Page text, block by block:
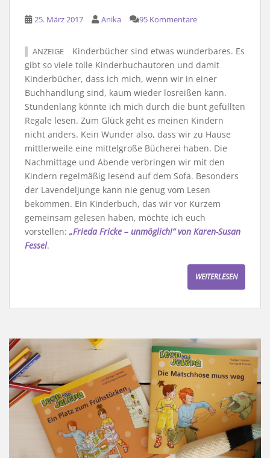
25. März 2017 Anika 95 Kommentare
ANZEIGE
Kinderbücher sind etwas wunderbares. Es
gibt so viele tolle Kinderbuchautoren und damit
Kinderbücher, dass ich mich, wenn wir in einer
Buchhandlung sind, kaum wieder losreißen kann.
Stundenlang könnte ich mich durch die bunt gefüllten
Regale lesen. Zum Glück geht es meinen Kindern
nicht anders. Kein Wunder also, dass wir zu Hause
mittlerweile eine mittelgroße Bücherei haben. Die
Nachmittage und Abende verbringen wir mit den
Kindern regelmäßig lesend auf dem Sofa. Besonders
der Lavendeljunge kann nie genug vom Lesen
bekommen. Ein Kinderbuch, das wir vor Kurzem
gemeinsam gelesen haben, möchte ich euch
vorstellen: „Frieda Fricke – unmöglich!“ von Karen-Susan
Fessel.
WEITERLESEN